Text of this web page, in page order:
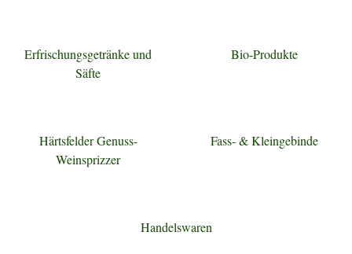
Erfrischungsgetränke und
Säfte
Bio-Produkte
Härtsfelder Genuss-
Weinsprizzer
Fass- & Kleingebinde
Handelswaren